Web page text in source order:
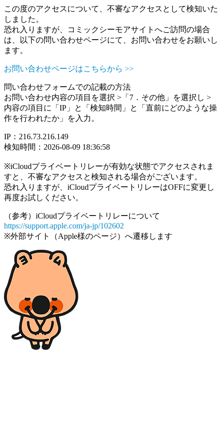
この度のアクセスについて、不審なアクセスとして検知いた
しました。
恐れ入りますが、コミックシーモアサイトへご訪問の場合
は、以下の問い合わせページにて、お問い合わせをお願いし
ます。
お問い合わせページはこちらから >>
問い合わせフォームでの記載の方法
お問い合わせ内容の項目を選択 >「7．その他」を選択し >
内容の項目に「IP」と「検知時間」と「直前にどのような操
作を行われたか」を入力。
IP：216.73.216.149
検知時間：2026-08-09 18:36:58
※iCloudプライベートリレーが有効な状態でアクセスされま
すと、不審なアクセスと検知される場合がございます。
恐れ入りますが、iCloudプライベートリレーはOFFに変更し
再度お試しください。
（参考）iCloudプライベートリレーについて
https://support.apple.com/ja-jp/102602
※外部サイト（Apple様のページ）へ遷移します